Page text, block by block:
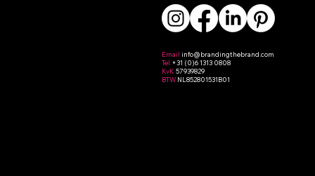
Email info@brandingthebrand.com
Tel +31 (0)6 1313 0808
KvK 57939829
BTW NL852801531B01